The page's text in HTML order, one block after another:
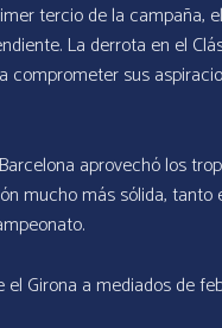
tercio de la campaña,
La derrota en el
sus
aprovechó los
mucho más sólida,
Girona a mediados de